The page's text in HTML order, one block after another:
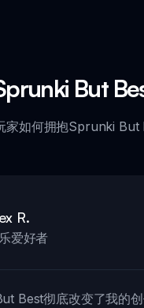
But
家如何拥抱Sprunki But
R.
爱好者
Best彻底改变了我的